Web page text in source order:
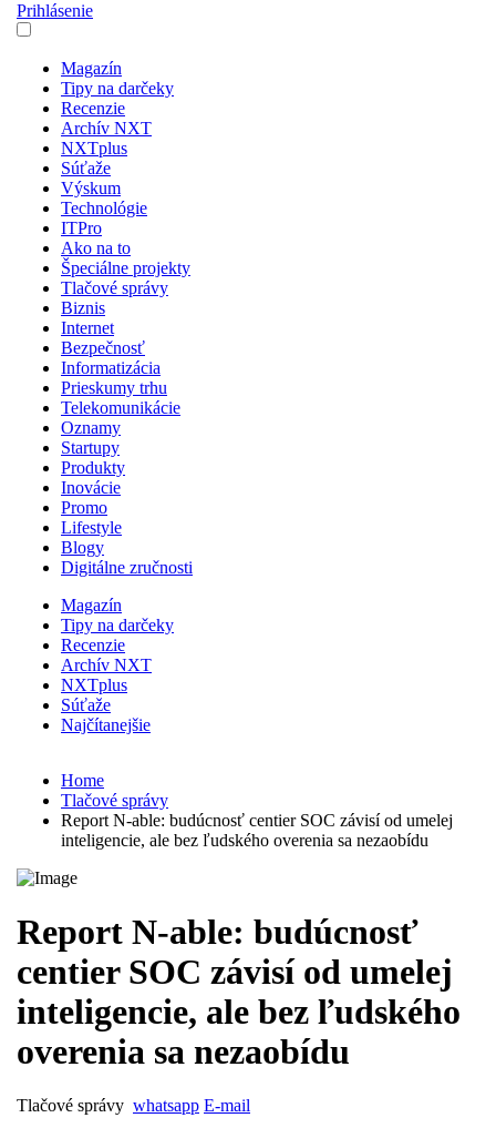
Prihlásenie
Magazín
Tipy na darčeky
Recenzie
Archív NXT
NXTplus
Súťaže
Výskum
Technológie
ITPro
Ako na to
Špeciálne projekty
Tlačové správy
Biznis
Internet
Bezpečnosť
Informatizácia
Prieskumy trhu
Telekomunikácie
Oznamy
Startupy
Produkty
Inovácie
Promo
Lifestyle
Blogy
Digitálne zručnosti
Magazín
Tipy na darčeky
Recenzie
Archív NXT
NXTplus
Súťaže
Najčítanejšie
Home
Tlačové správy
Report N-able: budúcnosť centier SOC závisí od umelej
inteligencie, ale bez ľudského overenia sa nezaobídu
Report N-able: budúcnosť
centier SOC závisí od umelej
inteligencie, ale bez ľudského
overenia sa nezaobídu
Tlačové správy whatsapp E-mail